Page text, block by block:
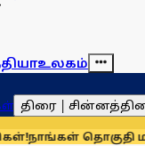
உலகம்
திரை |
மறுவரைக்கு